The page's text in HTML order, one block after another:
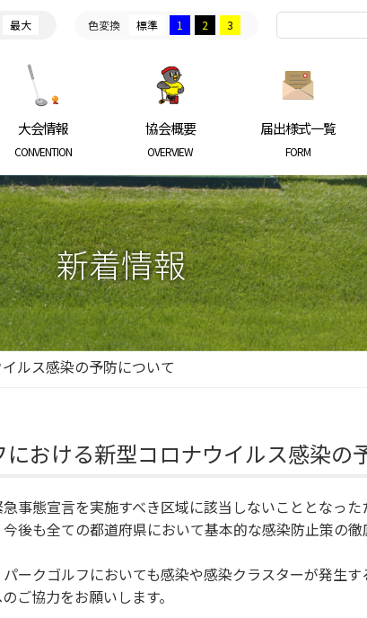
最大 色変換 標準 1 2 3
大会情報
CONVENTION
協会概要
OVERVIEW
届出様式一覧
FORM
新着情報
ルス感染の予防について
における新型コロナウイルス感染の
事態宣言を実施すべき区域に該当しないこととなっ
後も全ての都道府県において基本的な感染防止策の
ークゴルフにおいても感染や感染クラスターが発生
ご協力をお願いします。